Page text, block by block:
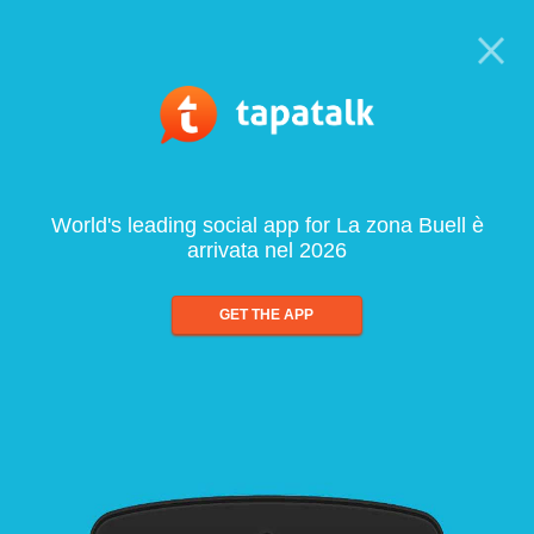
World's leading social app for La zona Buell è
arrivata nel 2026
GET THE APP